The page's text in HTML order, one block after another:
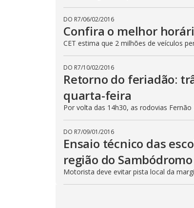
DO R7/06/02/2016
Confira o melhor
CET estima que 2 milhões de veículos
DO R7/10/02/2016
Retorno do feriadão:
quarta-feira
Por volta das 14h30, as rodovias
DO R7/09/01/2016
Ensaio técnico das
região do Sambódromo
Motorista deve evitar pista local da